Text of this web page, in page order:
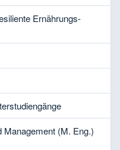
Ernährungs-
Management (M. Eng.)